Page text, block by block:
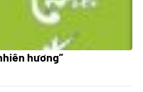
hương”